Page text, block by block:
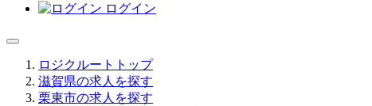
ログイン
ロジクルートトップ
滋賀県の求人を探す
栗東市の求人を探す